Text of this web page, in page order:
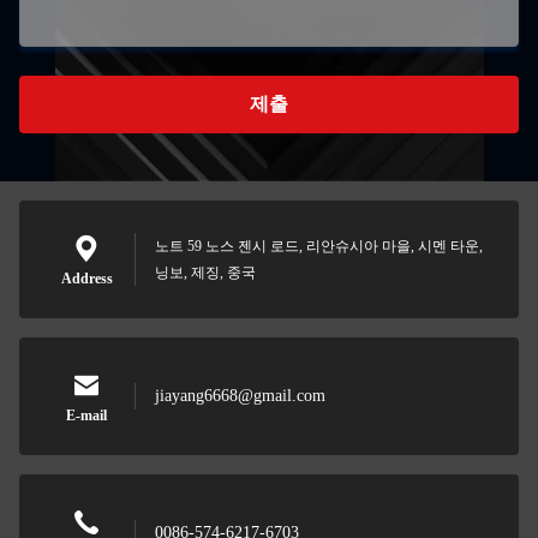
제출
Address
노트 59 노스 젠시 로드, 리안슈시아 마을, 시멘 타운,
닝보, 제징, 중국
E-mail
jiayang6668@gmail.com
0086-574-6217-6703